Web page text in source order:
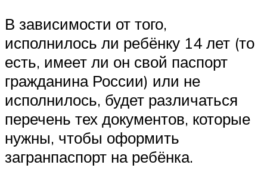
В зависимости от того,
исполнилось ли ребёнку 14 лет (то
есть, имеет ли он свой паспорт
гражданина России) или не
исполнилось, будет различаться
перечень тех документов, которые
нужны, чтобы оформить
загранпаспорт на ребёнка.